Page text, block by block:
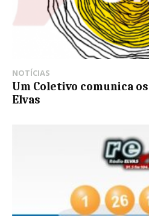
NOTÍCIAS
Um Coletivo comunica
Elvas